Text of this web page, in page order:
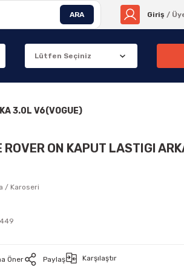
ARA Giriş /
3.0L V6(VOGUE)
ON KAPUT LASTIGI
/ Karoseri
Öner Paylaş Karşılaştır